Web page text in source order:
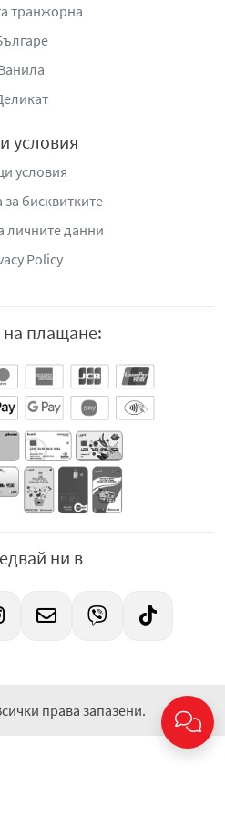
транжорна
условия
условия
бисквитките
личните данни
Policy
плащане:
ни в
права запазени.